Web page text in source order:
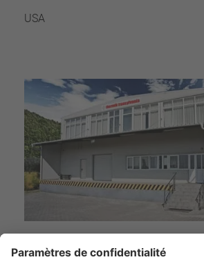
USA
Thermik Transylvania SRL